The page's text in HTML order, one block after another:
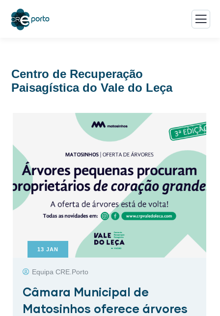
Centro de Recuperação
Paisagística do Vale do Leça
13 JAN
Equipa CRE.Porto
Câmara Municipal de
Matosinhos oferece árvores